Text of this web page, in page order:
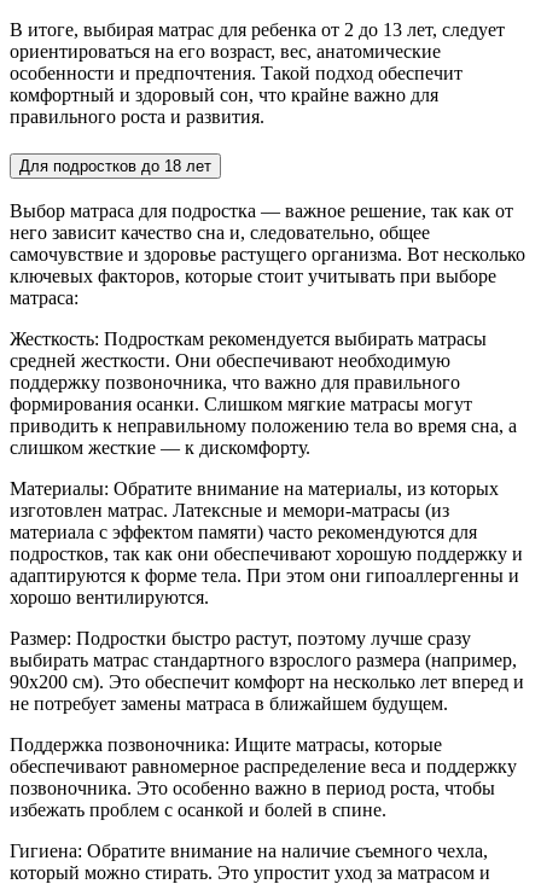
В итоге, выбирая матрас для ребенка от 2 до 13 лет, следует
ориентироваться на его возраст, вес, анатомические
особенности и предпочтения. Такой подход обеспечит
комфортный и здоровый сон, что крайне важно для
правильного роста и развития.
Для подростков до 18 лет
Выбор матраса для подростка — важное решение, так как от
него зависит качество сна и, следовательно, общее
самочувствие и здоровье растущего организма. Вот несколько
ключевых факторов, которые стоит учитывать при выборе
матраса:
Жесткость: Подросткам рекомендуется выбирать матрасы
средней жесткости. Они обеспечивают необходимую
поддержку позвоночника, что важно для правильного
формирования осанки. Слишком мягкие матрасы могут
приводить к неправильному положению тела во время сна, а
слишком жесткие — к дискомфорту.
Материалы: Обратите внимание на материалы, из которых
изготовлен матрас. Латексные и мемори-матрасы (из
материала с эффектом памяти) часто рекомендуются для
подростков, так как они обеспечивают хорошую поддержку и
адаптируются к форме тела. При этом они гипоаллергенны и
хорошо вентилируются.
Размер: Подростки быстро растут, поэтому лучше сразу
выбирать матрас стандартного взрослого размера (например,
90x200 см). Это обеспечит комфорт на несколько лет вперед и
не потребует замены матраса в ближайшем будущем.
Поддержка позвоночника: Ищите матрасы, которые
обеспечивают равномерное распределение веса и поддержку
позвоночника. Это особенно важно в период роста, чтобы
избежать проблем с осанкой и болей в спине.
Гигиена: Обратите внимание на наличие съемного чехла,
который можно стирать. Это упростит уход за матрасом и